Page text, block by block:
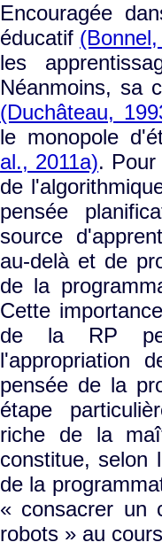
Encouragée
éducatif
les
Néanmoins, sa
(Duchâteau,
le monopole
al., 2011a).
de
pensée
source
au-delà et de
de la
Cette
de la RP
l'appropriation
pensée de la
étape
riche de la
constitue, selon
de la
« consacrer un
robots » au